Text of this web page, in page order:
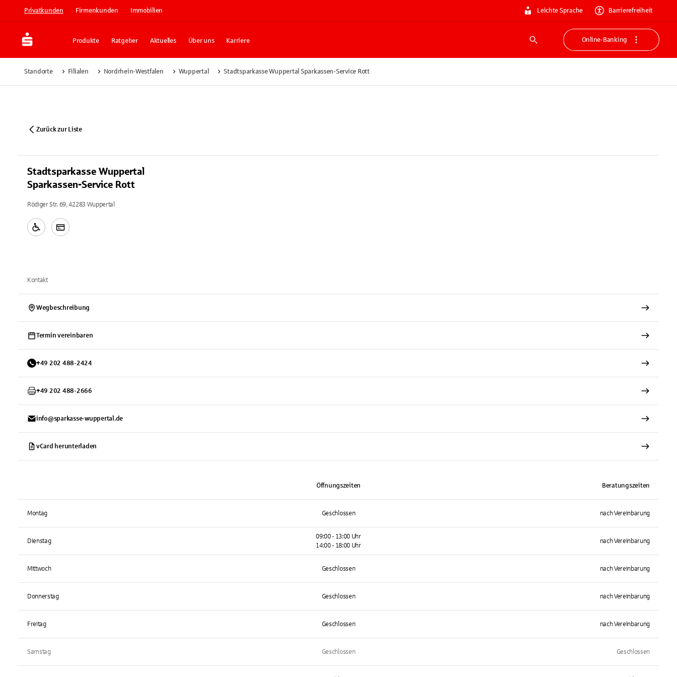
Privatkunden Firmenkunden Immobilien Leichte Sprache Barrierefreiheit
Produkte Ratgeber Aktuelles Über uns Karriere
Suche
Online-Banking
Standorte Filialen Nordrhein-Westfalen Wuppertal Stadtsparkasse Wuppertal Sparkassen-Service Rott
Zurück zur Liste
Stadtsparkasse Wuppertal
Sparkassen-Service Rott
Rödiger Str. 69, 42283 Wuppertal
Kontakt
Wegbeschreibung
Termin vereinbaren
+49 202 488-2424
+49 202 488-2666
info@sparkasse-wuppertal.de
vCard herunterladen
Öffnungszeiten Beratungszeiten
Montag Geschlossen nach Vereinbarung
Dienstag
09:00 - 13:00 Uhr
14:00 - 18:00 Uhr
nach Vereinbarung
Mittwoch Geschlossen nach Vereinbarung
Donnerstag Geschlossen nach Vereinbarung
Freitag Geschlossen nach Vereinbarung
Samstag Geschlossen Geschlossen